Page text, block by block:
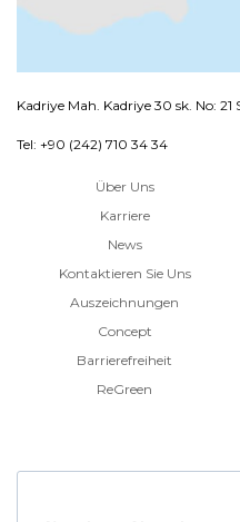
Kadriye Mah. Kadriye 30 sk. No: 21
Tel: +90 (242) 710 34 34
Über Uns
Karriere
News
Kontaktieren Sie Uns
Auszeichnungen
Concept
Barrierefreiheit
ReGreen